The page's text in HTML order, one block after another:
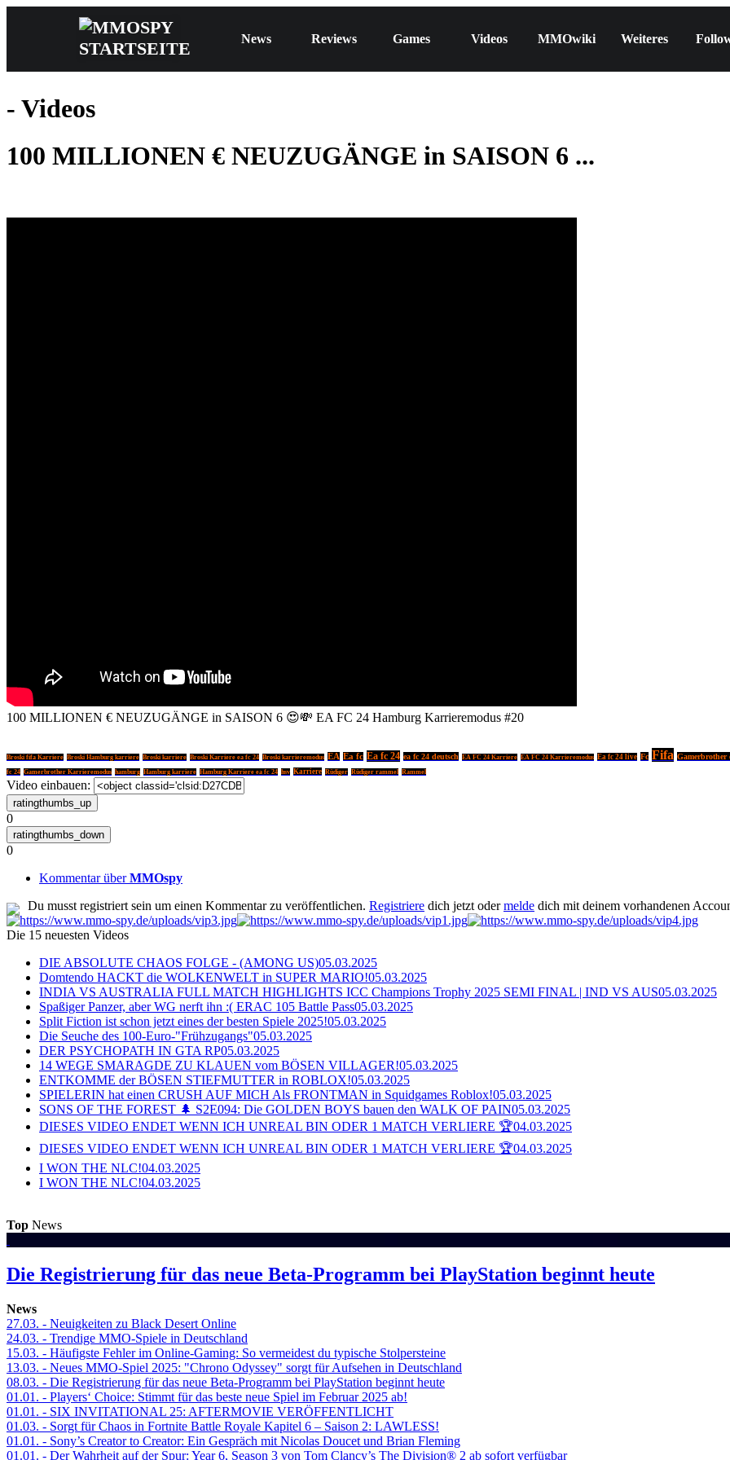
News Reviews Games Videos MMOwiki Weiteres
- Videos
100 MILLIONEN € NEUZUGÄNGE in SAISON 6 ...
100 MILLIONEN € NEUZUGÄNGE in SAISON 6 😍💸 EA FC 24 Hamburg Karrieremodus #20
Broski fifa Karriere Broski Hamburg karriere Broski karriere Broski Karriere ea fc 24 Broski karrieremodus EA Ea fc Ea fc 24 ea fc 24 deutsch EA FC 24 Karriere EA FC 24 Karrieremodus Ea fc 24 live Fc Fifa Gamerbrother
fc 24 Gamerbrother Karrieremodus hamburg Hamburg karriere Hamburg Karriere ea fc 24 hsv Karriere Rüdiger Rüdiger rammel Rammel
Video einbauen:
0
0
Kommentar überMMOspy
Du musst registriert sein um einen Kommentar zu veröffentlichen. Registriere dich jetzt odermelde dich mit deinem vorhandenen
Die 15 neuesten Videos
DIE ABSOLUTE CHAOS FOLGE - (AMONG US)05.03.2025
Domtendo HACKT die WOLKENWELT in SUPER MARIO!05.03.2025
INDIA VS AUSTRALIA FULL MATCH HIGHLIGHTS ICC Champions Trophy 2025 SEMI FINAL | IND VS AUS05.03.2025
Spaßiger Panzer, aber WG nerft ihn :( ERAC 105 Battle Pass05.03.2025
Split Fiction ist schon jetzt eines der besten Spiele 2025!05.03.2025
Die Seuche des 100-Euro-"Frühzugangs"05.03.2025
DER PSYCHOPATH IN GTA RP05.03.2025
14 WEGE SMARAGDE ZU KLAUEN vom BÖSEN VILLAGER!05.03.2025
ENTKOMME der BÖSEN STIEFMUTTER in ROBLOX!05.03.2025
SPIELERIN hat einen CRUSH AUF MICH Als FRONTMAN in Squidgames Roblox!05.03.2025
SONS OF THE FOREST 🌲 S2E094: Die GOLDEN BOYS bauen den WALK OF PAIN05.03.2025
DIESES VIDEO ENDET WENN ICH UNREAL BIN ODER 1 MATCH VERLIERE 🏆04.03.2025
DIESES VIDEO ENDET WENN ICH UNREAL BIN ODER 1 MATCH VERLIERE 🏆04.03.2025
I WON THE NLC!04.03.2025
I WON THE NLC!04.03.2025
Top News
Die Registrierung für das neue Beta-Programm bei PlayStation beginnt heute
News
27.03. - Neuigkeiten zu Black Desert Online
24.03. - Trendige MMO-Spiele in Deutschland
15.03. - Häufigste Fehler im Online-Gaming: So vermeidest du typische Stolpersteine
13.03. - Neues MMO-Spiel 2025: "Chrono Odyssey" sorgt für Aufsehen in Deutschland
08.03. - Die Registrierung für das neue Beta-Programm bei PlayStation beginnt heute
01.01. - Players‘ Choice: Stimmt für das beste neue Spiel im Februar 2025 ab!
01.01. - SIX INVITATIONAL 25: AFTERMOVIE VERÖFFENTLICHT
01.03. - Sorgt für Chaos in Fortnite Battle Royale Kapitel 6 – Saison 2: LAWLESS!
01.01. - Sony’s Creator to Creator: Ein Gespräch mit Nicolas Doucet und Brian Fleming
01.01. - Der Wahrheit auf der Spur: Year 6, Season 3 von Tom Clancy’s The Division® 2 ab sofort verfügbar